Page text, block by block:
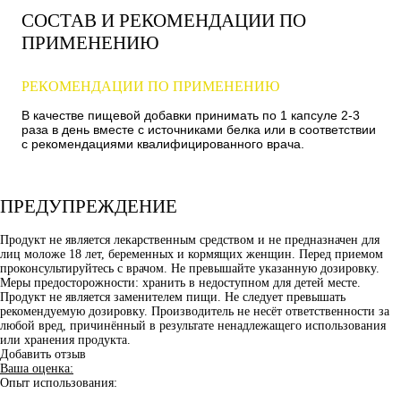
СОСТАВ И РЕКОМЕНДАЦИИ ПО
ПРИМЕНЕНИЮ
РЕКОМЕНДАЦИИ ПО ПРИМЕНЕНИЮ
В качестве пищевой добавки принимать по 1 капсуле 2-3
раза в день вместе с источниками белка или в соответствии
с рекомендациями квалифицированного врача.
ПРЕДУПРЕЖДЕНИЕ
Продукт не является лекарственным средством и не предназначен для
лиц моложе 18 лет, беременных и кормящих женщин. Перед приемом
проконсультируйтесь с врачом. Не превышайте указанную дозировку.
Меры предосторожности: хранить в недоступном для детей месте.
Продукт не является заменителем пищи. Не следует превышать
рекомендуемую дозировку. Производитель не несёт ответственности за
любой вред, причинённый в результате ненадлежащего использования
или хранения продукта.
Добавить отзыв
Ваша оценка:
Опыт использования: